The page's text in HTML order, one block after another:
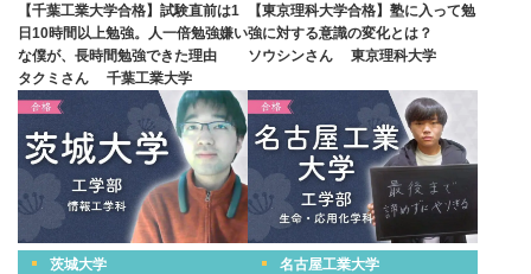
【千葉工業大学合格】試験直前は1
日10時間以上勉強。人一倍勉強嫌い
な僕が、長時間勉強できた理由
タクミさん
千葉工業大学
【東京理科大学合格】塾に入って勉
強に対する意識の変化とは？
ソウシンさん
東京理科大学
茨城大学 名古屋工業大学